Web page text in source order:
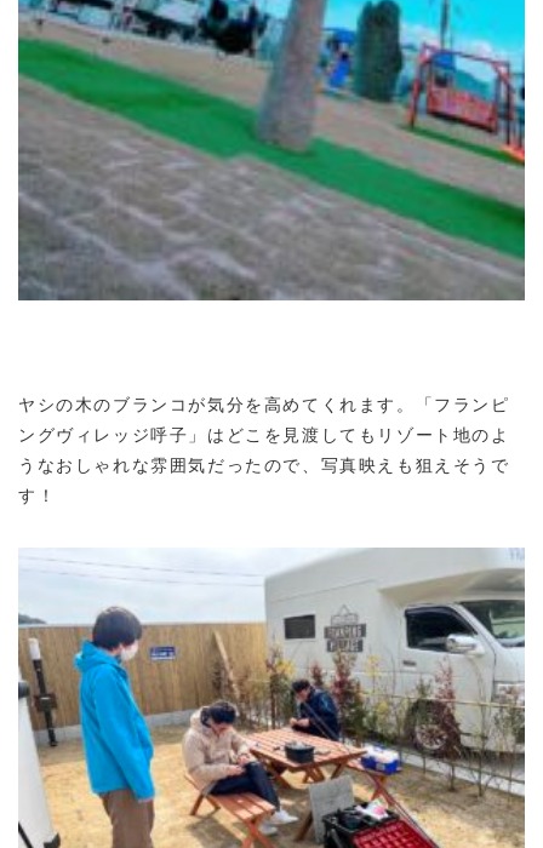
ヤシの木のブランコが気分を高めてくれます。「フランピ
ングヴィレッジ呼子」はどこを見渡してもリゾート地のよ
うなおしゃれな雰囲気だったので、写真映えも狙えそうで
す！